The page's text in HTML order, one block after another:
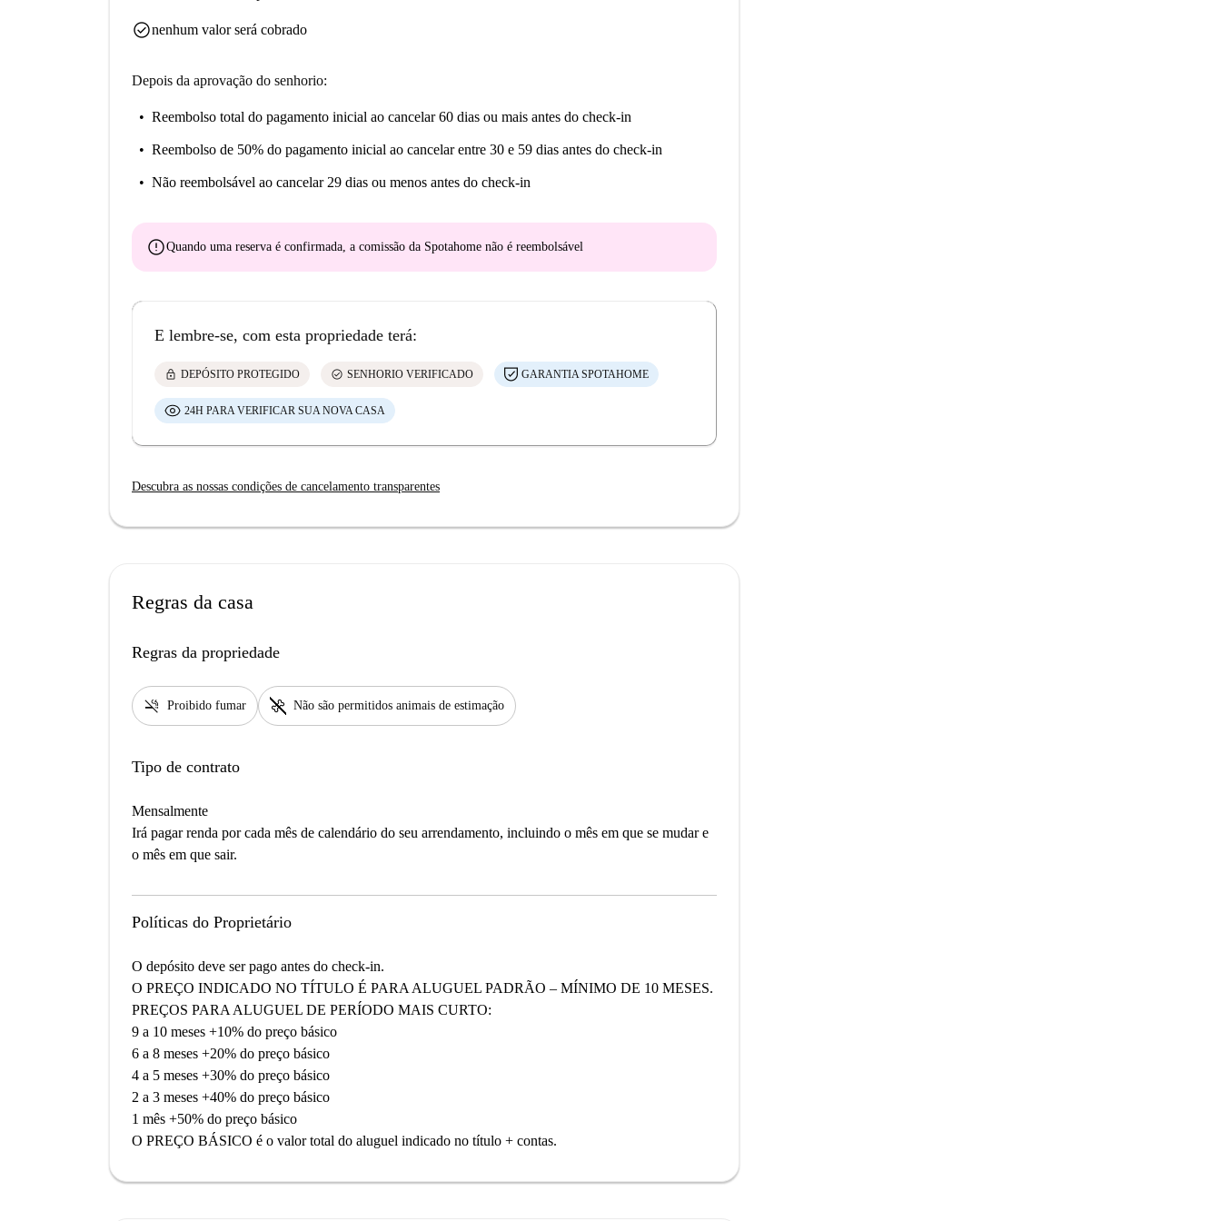
check_circlenenhum valor será cobrado
Depois da aprovação do senhorio:
Reembolso total do pagamento inicial ao cancelar 60 dias ou mais antes do check-in
Reembolso de 50% do pagamento inicial ao cancelar entre 30 e 59 dias antes do check-in
Não reembolsável ao cancelar 29 dias ou menos antes do check-in
errorQuando uma reserva é confirmada, a comissão da Spotahome não é reembolsável
E lembre-se, com esta propriedade terá:
lock DEPÓSITO PROTEGIDO check_circle SENHORIO VERIFICADO GARANTIA SPOTAHOME
24H PARA VERIFICAR SUA NOVA CASA
Descubra as nossas condições de cancelamento transparentes
Regras da casa
Regras da propriedade
smoke_free Proibido fumar pet_supplies Não são permitidos animais de estimação
Tipo de contrato
Mensalmente
Irá pagar renda por cada mês de calendário do seu arrendamento, incluindo o mês em que se mudar e
o mês em que sair.
Políticas do Proprietário
O depósito deve ser pago antes do check-in.
O PREÇO INDICADO NO TÍTULO É PARA ALUGUEL PADRÃO – MÍNIMO DE 10 MESES.
PREÇOS PARA ALUGUEL DE PERÍODO MAIS CURTO:
9 a 10 meses +10% do preço básico
6 a 8 meses +20% do preço básico
4 a 5 meses +30% do preço básico
2 a 3 meses +40% do preço básico
1 mês +50% do preço básico
O PREÇO BÁSICO é o valor total do aluguel indicado no título + contas.